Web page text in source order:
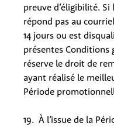
preuve d’éligibilité.
répond pas au
14 jours ou est
présentes Conditions
réserve le droit de
ayant réalisé le
Période
19. À l’issue de la